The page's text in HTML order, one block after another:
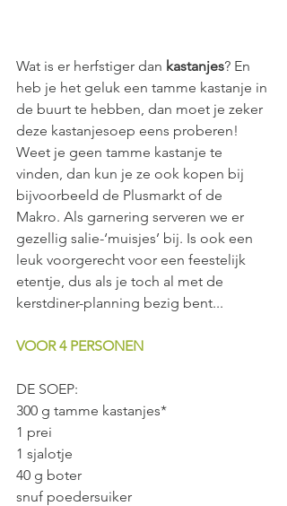
Wat is er herfstiger dan kastanjes? En
heb je het geluk een tamme kastanje in
de buurt te hebben, dan moet je zeker
deze kastanjesoep eens proberen!
Weet je geen tamme kastanje te
vinden, dan kun je ze ook kopen bij
bijvoorbeeld de Plusmarkt of de
Makro. Als garnering serveren we er
gezellig salie-‘muisjes’ bij. Is ook een
leuk voorgerecht voor een feestelijk
etentje, dus als je toch al met de
kerstdiner-planning bezig bent...
VOOR 4 PERSONEN
DE SOEP:
300 g tamme kastanjes*
1 prei
1 sjalotje
40 g boter
snuf poedersuiker